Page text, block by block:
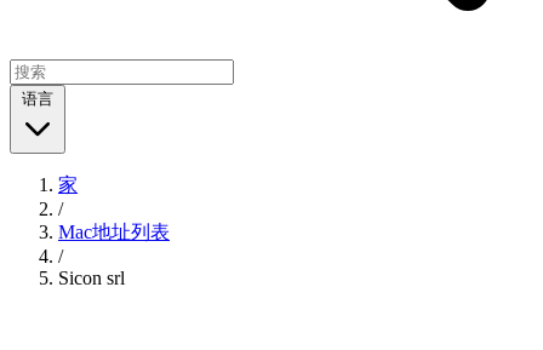
语言
家
/
Mac地址列表
/
Sicon srl